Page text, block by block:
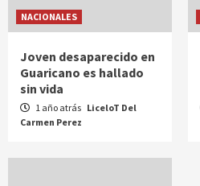
NACIONALES
Joven desaparecido en
Guaricano es hallado
sin vida
1 año atrás LiceloT Del
Carmen Perez